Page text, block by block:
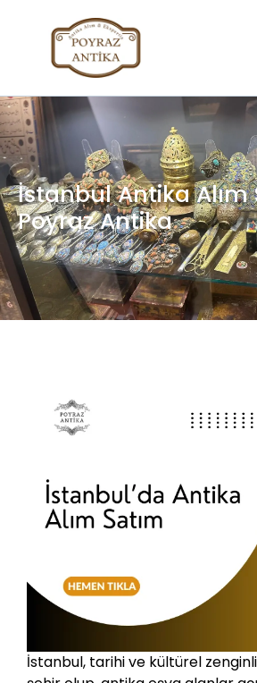
İstanbul Antika Alım
Poyraz Antika
İstanbul, tarihi ve kültürel